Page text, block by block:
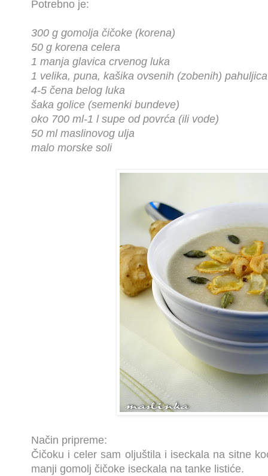
Potrebno je:
300 g gomolja čičoke (korena)
50 g korena celera
1 manja glavica crvenog luka
1 velika, puna, kašika ovsenih (zobenih) pahuljica
4-5 čena belog luka
šaka golice (semenki bundeve)
oko 700 ml-1 l supe od povrća (ili vode)
50 ml maslinovog ulja
malo morske soli
Način pripreme:
Čičoku i celer sam oljuštila i iseckala na sitne
manji gomolj čičoke iseckala na tanke listiće.